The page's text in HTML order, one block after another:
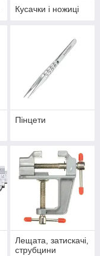
Кусачки і ножиці
Пінцети
Лещата, затискачі,
струбцини